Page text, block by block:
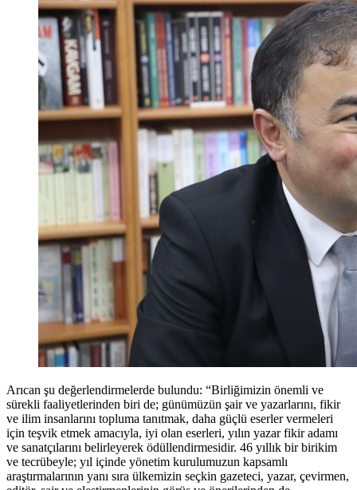
Arıcan şu değerlendirmelerde bulundu: “Birliğimizin önemli ve
sürekli faaliyetlerinden biri de; günümüzün şair ve yazarlarını, fikir
ve ilim insanlarını topluma tanıtmak, daha güçlü eserler vermeleri
için teşvik etmek amacıyla, iyi olan eserleri, yılın yazar fikir adamı
ve sanatçılarını belirleyerek ödüllendirmesidir. 46 yıllık bir birikim
ve tecrübeyle; yıl içinde yönetim kurulumuzun kapsamlı
araştırmalarının yanı sıra ülkemizin seçkin gazeteci, yazar, çevirmen,